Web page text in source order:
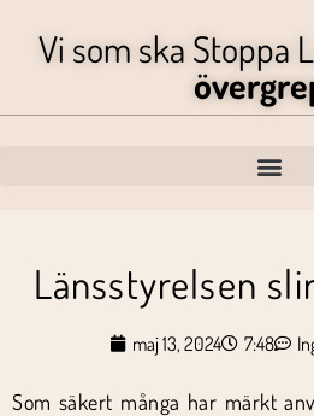
Vi som ska Stoppa
Länsstyrelsen
maj 13, 2024 7:48
Som säkert många har märkt